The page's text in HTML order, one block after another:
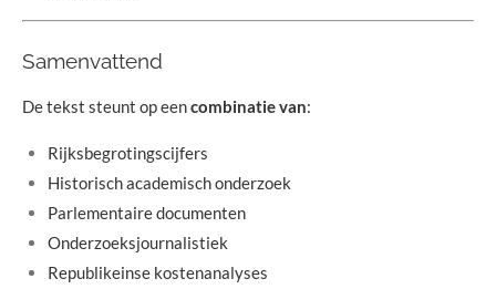
Samenvattend
De tekst steunt op eencombinatie van:
Rijksbegrotingscijfers
Historisch academisch onderzoek
Parlementaire documenten
Onderzoeksjournalistiek
Republikeinse kostenanalyses